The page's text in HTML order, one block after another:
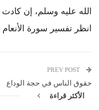
الله عليه وسلم، إن
انظر تفسير سورة الأنعام
حقوق الناس في حجة الوداع
الأكثر قراءة